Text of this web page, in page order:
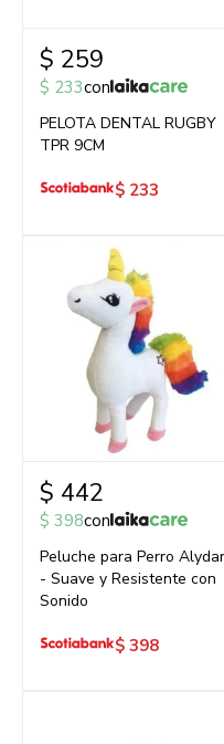
$ 259
$ 233con
PELOTA DENTAL RUGBY
TPR 9CM
$ 233
$ 442
$ 398con
Peluche para Perro Alydar
- Suave y Resistente con
Sonido
$ 398